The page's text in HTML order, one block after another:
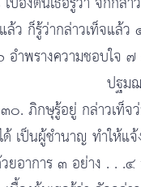
ล้ว ก็รู้ว่ากล่าวเท็จแล้
อำพรางความชอบใจ ๗
ปฐม
๓๐. ภิกษุรู้อยู่ กล่าวเท็จว่
ด้ เป็นผู้ชำนาญ ทำให้แ
ยอาการ ๓ อย่าง . . .